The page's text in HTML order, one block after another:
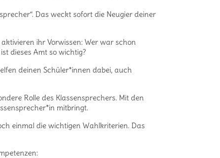
Das weckt sofort die Neugier deiner
ihr Vorwissen: Wer war schon
dieses Amt so wichtig?
deinen Schüler*innen dabei, auch
Rolle des Klassensprechers. Mit den
mitbringt.
einmal die wichtigen Wahlkriterien. Das